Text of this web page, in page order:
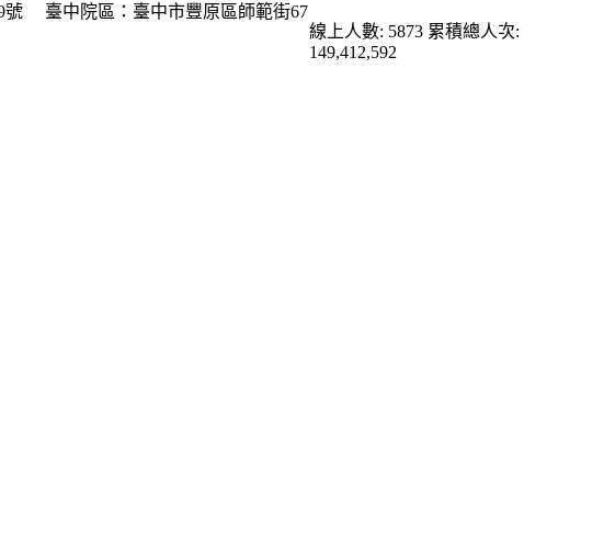
號
臺中院區：臺中市豐原區師範街67
線上人數: 5873 累積總人次:
149,412,592